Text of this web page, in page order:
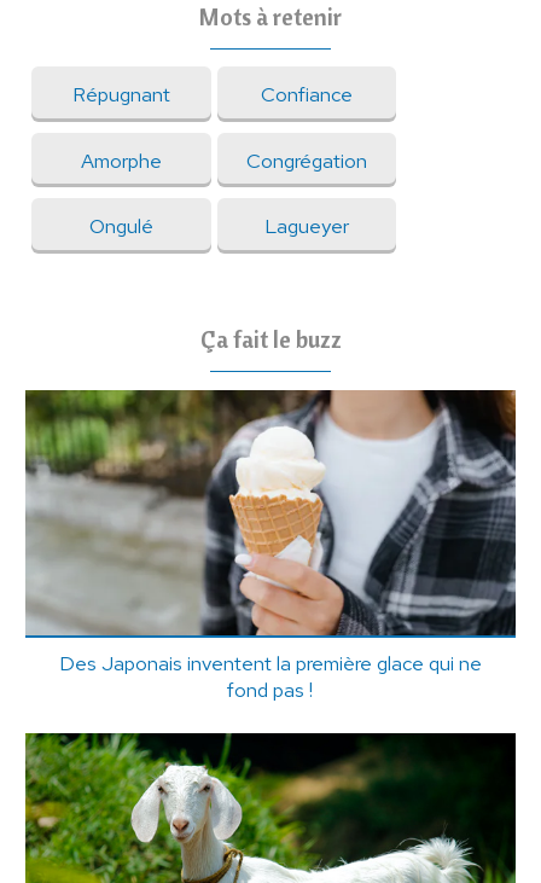
Mots à retenir
Répugnant Confiance
Amorphe Congrégation
Ongulé Lagueyer
Ça fait le buzz
Des Japonais inventent la première glace qui ne
fond pas !